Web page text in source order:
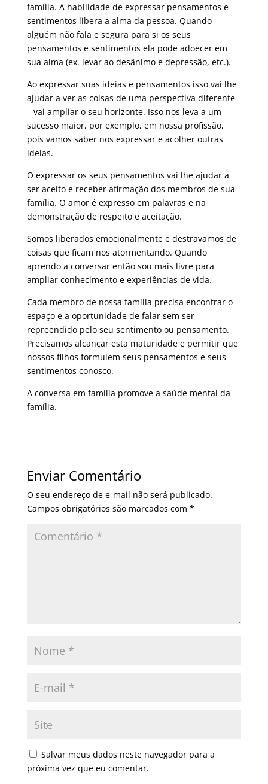
família. A habilidade de expressar pensamentos e
sentimentos libera a alma da pessoa. Quando
alguém não fala e segura para si os seus
pensamentos e sentimentos ela pode adoecer em
sua alma (ex. levar ao desânimo e depressão, etc.).
Ao expressar suas ideias e pensamentos isso vai lhe
ajudar a ver as coisas de uma perspectiva diferente
– vai ampliar o seu horizonte. Isso nos leva a um
sucesso maior, por exemplo, em nossa profissão,
pois vamos saber nos expressar e acolher outras
ideias.
O expressar os seus pensamentos vai lhe ajudar a
ser aceito e receber afirmação dos membros de sua
família. O amor é expresso em palavras e na
demonstração de respeito e aceitação.
Somos liberados emocionalmente e destravamos de
coisas que ficam nos atormentando. Quando
aprendo a conversar então sou mais livre para
ampliar conhecimento e experiências de vida.
Cada membro de nossa família precisa encontrar o
espaço e a oportunidade de falar sem ser
repreendido pelo seu sentimento ou pensamento.
Precisamos alcançar esta maturidade e permitir que
nossos filhos formulem seus pensamentos e seus
sentimentos conosco.
A conversa em família promove a saúde mental da
família.
Enviar Comentário
O seu endereço de e-mail não será publicado.
Campos obrigatórios são marcados com *
Salvar meus dados neste navegador para a
próxima vez que eu comentar.